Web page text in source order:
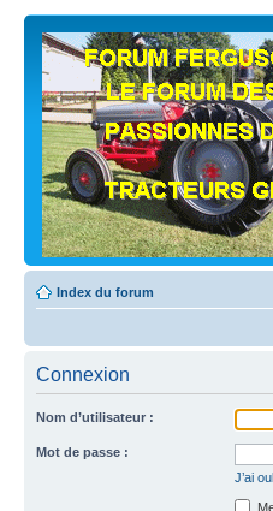
Index du forum
Connexion
Nom d’utilisateur :
Mot de passe :
J’ai